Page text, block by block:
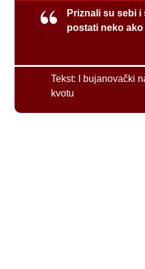
Priznali su sebi
postati neko
Tekst:
I bujanovački
kvotu